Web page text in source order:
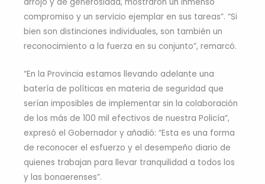
compromiso y un servicio ejemplar en sus tareas”. “Si
bien son distinciones individuales, son también un
reconocimiento a la fuerza en su conjunto”, remarcó.
“En la Provincia estamos llevando adelante una
batería de políticas en materia de seguridad que
serían imposibles de implementar sin la colaboración
de los más de 100 mil efectivos de nuestra Policía”,
expresó el Gobernador y añadió: “Esta es una forma
de reconocer el esfuerzo y el desempeño diario de
quienes trabajan para llevar tranquilidad a todos los
y las bonaerenses”.